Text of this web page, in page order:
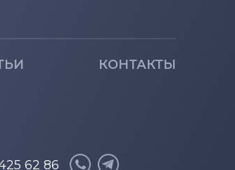
КОНТАКТЫ
62 86